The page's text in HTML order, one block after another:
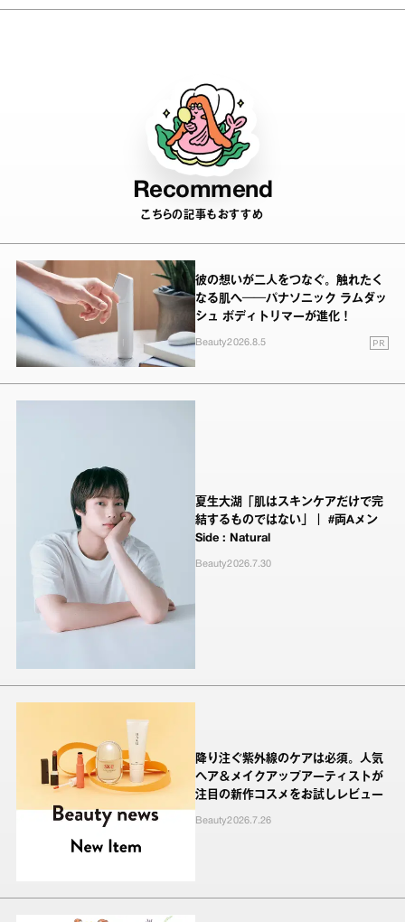
Recommend
こちらの記事もおすすめ
彼の想いが二人をつなぐ。触れたく
なる肌へ──パナソニック ラムダッ
シュ ボディトリマーが進化！
Beauty2026.8.5 PR
夏生大湖「肌はスキンケアだけで完
結するものではない」｜ #両Aメン
Side : Natural
Beauty2026.7.30
降り注ぐ紫外線のケアは必須。人気
ヘア＆メイクアップアーティストが
注目の新作コスメをお試しレビュー
Beauty2026.7.26